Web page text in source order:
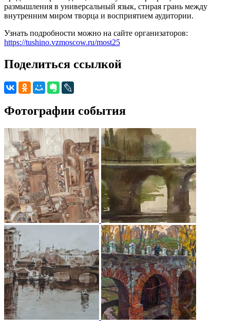
размышления в универсальный язык, стирая грань между
внутренним миром творца и восприятием аудитории.
Узнать подробности можно на сайте организаторов:
https://tushino.vzmoscow.ru/most25
Поделиться ссылкой
Фотографии события